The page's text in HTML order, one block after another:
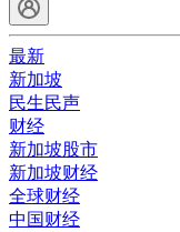
最新
新加坡
民生民声
财经
新加坡股市
新加坡财经
全球财经
中国财经